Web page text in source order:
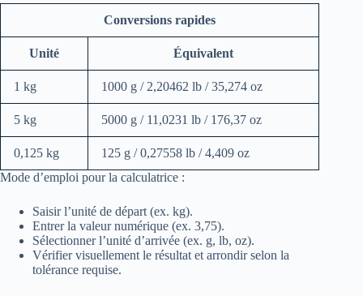
Conversions rapides
Unité Équivalent
1 kg 1000 g / 2,20462 lb / 35,274 oz
5 kg 5000 g / 11,0231 lb / 176,37 oz
0,125 kg
125 g / 0,27558 lb / 4,409 oz
Mode d’emploi pour la calculatrice :
Saisir l’unité de départ (ex. kg).
Entrer la valeur numérique (ex. 3,75).
Sélectionner l’unité d’arrivée (ex. g, lb, oz).
Vérifier visuellement le résultat et arrondir selon la
tolérance requise.